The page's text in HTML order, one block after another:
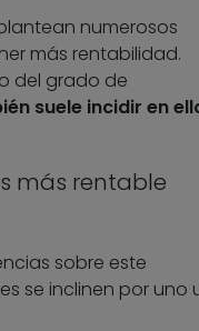
numerosos
más rentabilidad.
del grado de
suele incidir en
más rentable
sobre este
se inclinen por uno